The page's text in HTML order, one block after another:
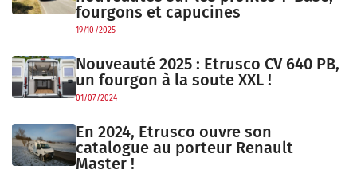
fourgons et capucines
19/10/2025
Nouveauté 2025 : Etrusco CV 640 PB,
un fourgon à la soute XXL !
01/07/2024
En 2024, Etrusco ouvre son
catalogue au porteur Renault
Master !